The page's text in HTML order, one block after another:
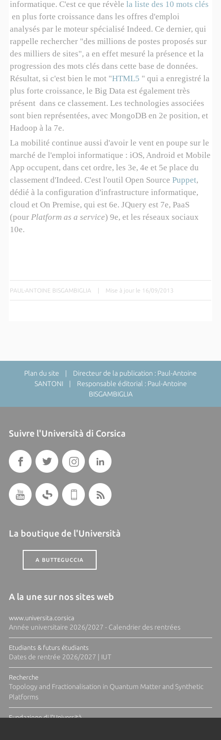
informatique. C'est ce que révèle la liste des 10 mots clés
en plus forte croissance dans les offres d'emploi
analysés par le moteur spécialisé Indeed. Ce dernier, qui
rappelle rechercher "des millions de postes proposés sur
des milliers de sites", a en effet mesuré la présence et la
progression des mots clés dans cette base de données.
Résultat, si c'est bien le mot "HTML5 " qui a enregistré la
plus forte croissance, le Big Data est également très
présent dans ce classement. Les technologies associées
sont bien représentées, avec MongoDB en 2e position, et
Hadoop à la 7e.
La mobilité continue aussi d'avoir le vent en poupe sur le
marché de l'emploi informatique : iOS, Android et Mobile
App occupent, dans cet ordre, les 3e, 4e et 5e place du
classement d'Indeed. C'est l'outil Open Source Puppet,
dédié à la configuration d'infrastructure informatique,
cloud et On Premise, qui est 6e. JQuery est 7e, PaaS
(pour Platform as a service) 9e, et les réseaux sociaux
10e.
PAUL-ANTOINE BISGAMBIGLIA | Mise à jour le 16/09/2013
Plan du site | Directeur de la publication : Paul-Antoine
SANTONI | Responsable éditorial : Paul-Antoine
BISGAMBIGLIA
Suivre l'Università di Corsica
La boutique de l'Università
A BUTTEGUCCIA
A la une sur nos sites web
www.universita.corsica
Année universitaire 2026/2027 - Calendrier des rentrées
Etudiants & futurs étudiants
Dates de rentrée 2026/2027 | IUT
Recherche
Topology and Fractionalisation in Quantum Matter and Synthetic
Platforms
Fundazione di l'Università